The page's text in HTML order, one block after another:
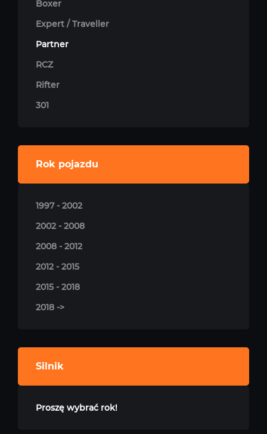
Boxer
Expert / Traveller
Partner
RCZ
Rifter
301
Rok pojazdu
1997 - 2002
2002 - 2008
2008 - 2012
2012 - 2015
2015 - 2018
2018 ->
Silnik
Proszę wybrać rok!